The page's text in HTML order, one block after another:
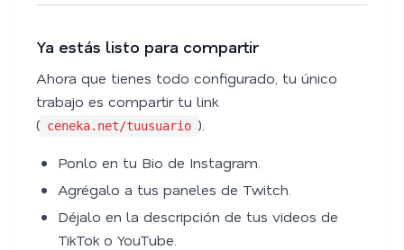
Ya estás listo para compartir
Ahora que tienes todo configurado, tu único
trabajo es compartir tu link
( ceneka.net/tuusuario ).
Ponlo en tu Bio de Instagram.
Agrégalo a tus paneles de Twitch.
Déjalo en la descripción de tus videos de
TikTok o YouTube.